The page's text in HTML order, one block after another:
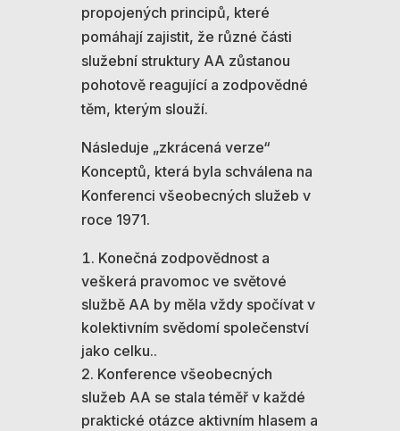
propojených principů, které
pomáhají zajistit, že různé části
služební struktury AA zůstanou
pohotově reagující a zodpovědné
těm, kterým slouží.
Následuje „zkrácená verze“
Konceptů, která byla schválena na
Konferenci všeobecných služeb v
roce 1971.
Konečná zodpovědnost a
veškerá pravomoc ve světové
službě AA by měla vždy spočívat v
kolektivním svědomí společenství
jako celku..
Konference všeobecných
služeb AA se stala téměř v každé
praktické otázce aktivním hlasem a